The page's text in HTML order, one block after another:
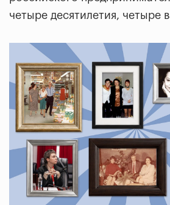
четыре десятилетия, четыре